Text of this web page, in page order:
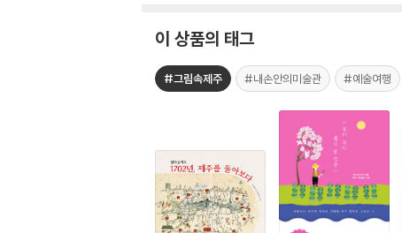
이 상품의 태그
#그림속제주 #내손안의미술관 #예술여행